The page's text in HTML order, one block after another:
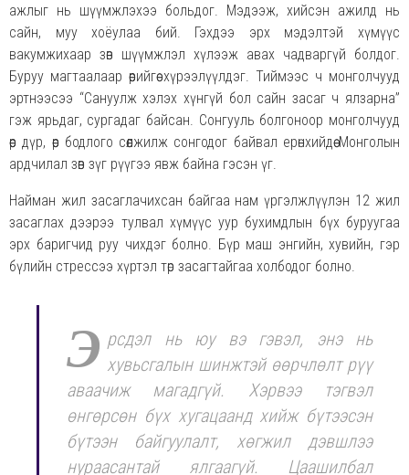
ажлыг нь шүүмжлэхээ больдог. Мэдээж, хийсэн ажилд нь
сайн, муу хоёулаа бий. Гэхдээ эрх мэдэлтэй хүмүүс
вакумжихаар зөв шүүмжлэл хүлээж авах чадваргүй болдог.
Буруу магтаалаар өөрийгөө хүрээлүүлдэг. Тиймээс ч монголчууд
эртнээсээ “Сануулж хэлэх хүнгүй бол сайн засаг ч ялзарна”
гэж ярьдаг, сургадаг байсан. Сонгууль болгоноор монголчууд
өөр дүр, өөр бодлого сөөлжилж сонгодог байвал ерөнхийдөө Монголын
ардчилал зөв зүг рүүгээ явж байна гэсэн үг.
Найман жил засаглачихсан байгаа нам үргэлжлүүлэн 12 жил
засаглах дээрээ тулвал хүмүүс уур бухимдлын бүх буруугаа
эрх баригчид руу чихдэг болно. Бүр маш энгийн, хувийн, гэр
бүлийн стрессээ хүртэл төр засагтайгаа холбодог болно.
Э рсдэл нь юу вэ гэвэл, энэ нь
хувьсгалын шинжтэй өөрчлөлт рүү
аваачиж магадгүй. Хэрвээ тэгвэл
өнгөрсөн бүх хугацаанд хийж бүтээсэн
бүтээн байгуулалт, хөгжил дэвшлээ
нураасантай ялгаагүй. Цаашилбал